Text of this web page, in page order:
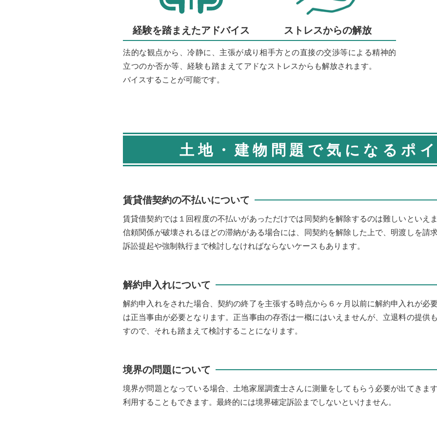
経験を踏まえたアドバイス
法的な観点から、冷静に、主張が成り
立つのか否か等、経験も踏まえてアド
バイスすることが可能です。
ストレスからの解放
相手方との直接の交渉等による精神的
なストレスからも解放されます。
土地・建物問題で気になるポ
賃貸借契約の不払いについて
賃貸借契約では１回程度の不払いがあっただけでは同契約を解除するのは難しいといえ
信頼関係が破壊されるほどの滞納がある場合には、同契約を解除した上で、明渡しを請
訴訟提起や強制執行まで検討しなければならないケースもあります。
解約申入れについて
解約申入れをされた場合、契約の終了を主張する時点から６ヶ月以前に解約申入れが必
は正当事由が必要となります。正当事由の存否は一概にはいえませんが、立退料の提供
すので、それも踏まえて検討することになります。
境界の問題について
境界が問題となっている場合、土地家屋調査士さんに測量をしてもらう必要が出てきま
利用することもできます。最終的には境界確定訴訟までしないといけません。